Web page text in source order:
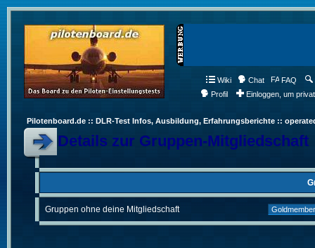
Wiki Chat FAQ
Profil
Einloggen, um
Pilotenboard.de :: DLR-Test Infos, Ausbildung, Erfahrungsberichte ::
Details zur Gruppen-Mitgliedschaft
Gruppen ohne deine Mitgliedschaft